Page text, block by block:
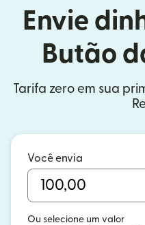
Envie
Butão
Tarifa zero em sua
Você envia
Ou selecione um valor